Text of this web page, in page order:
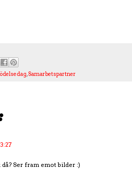
,Samarbetspartner
Ser fram emot bilder :)